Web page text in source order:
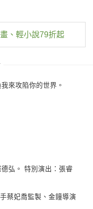
、輕小說79折起
來攻陷你的世界。
弘。 特別演出：張睿
蔡妃喬監製、金鐘導演